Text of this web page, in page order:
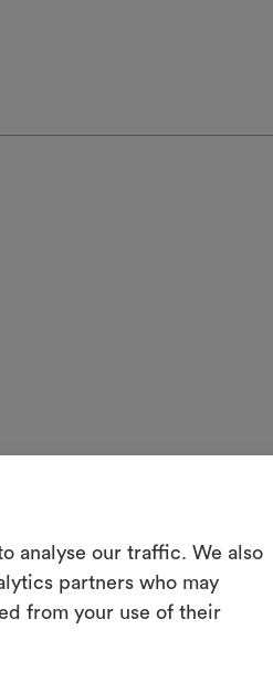
analyse our traffic. We also
partners who may
from your use of their
Tool, mit dem Sie Ihre Ideen zum
und mit anderen teilen können,